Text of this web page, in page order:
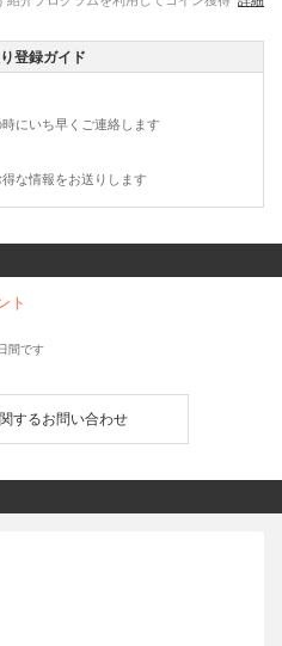
登録ガイド
にいち早くご連絡します
な情報をお送りします
ト
間です
するお問い合わせ